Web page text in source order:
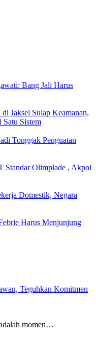
Bang Jali Harus
Jaksel Sulap Keamanan,
Satu Sistem
Tonggak Penguatan
Standar Olimpiade , Akpol
Domestik, Negara
Harus Menjunjung
Teguhkan Komitmen
momen…